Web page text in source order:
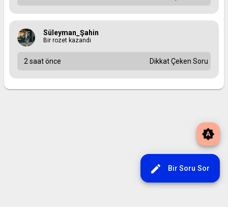
brightness_auto
edit Bir Soru Sor
Süleyman_Şahin
Bir rozet kazandı
2 saat önce Dikkat Çeken Soru